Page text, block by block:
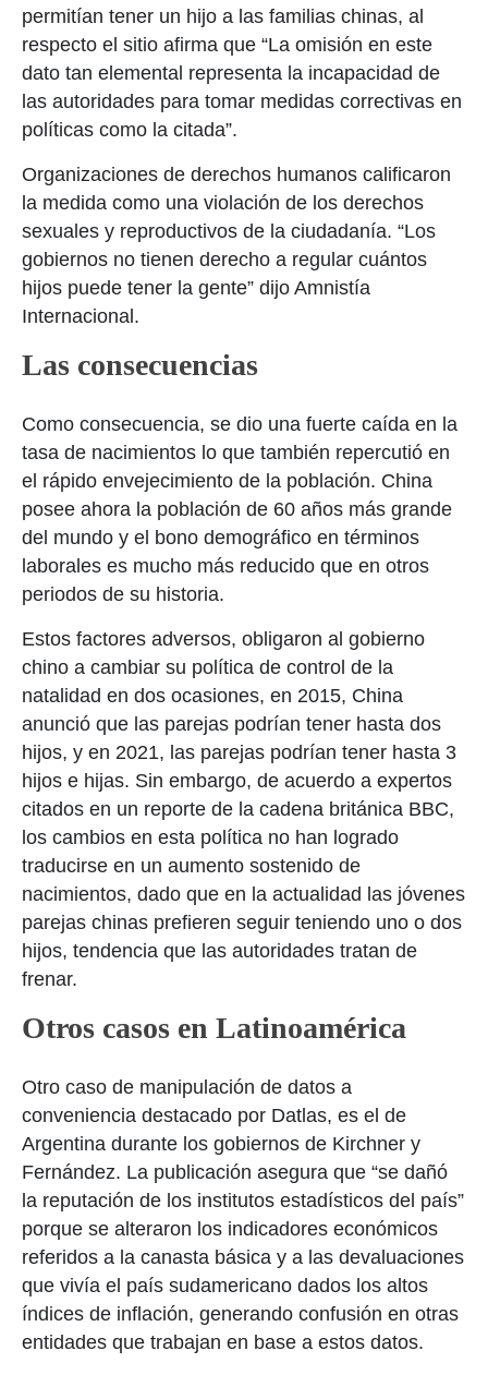
permitían tener un hijo a las familias chinas, al
respecto el sitio afirma que “La omisión en este
dato tan elemental representa la incapacidad de
las autoridades para tomar medidas correctivas en
políticas como la citada”.
Organizaciones de derechos humanos calificaron
la medida como una violación de los derechos
sexuales y reproductivos de la ciudadanía. “Los
gobiernos no tienen derecho a regular cuántos
hijos puede tener la gente” dijo Amnistía
Internacional.
Las consecuencias
Como consecuencia, se dio una fuerte caída en la
tasa de nacimientos lo que también repercutió en
el rápido envejecimiento de la población. China
posee ahora la población de 60 años más grande
del mundo y el bono demográfico en términos
laborales es mucho más reducido que en otros
periodos de su historia.
Estos factores adversos, obligaron al gobierno
chino a cambiar su política de control de la
natalidad en dos ocasiones, en 2015, China
anunció que las parejas podrían tener hasta dos
hijos, y en 2021, las parejas podrían tener hasta 3
hijos e hijas. Sin embargo, de acuerdo a expertos
citados en un reporte de la cadena británica BBC,
los cambios en esta política no han logrado
traducirse en un aumento sostenido de
nacimientos, dado que en la actualidad las jóvenes
parejas chinas prefieren seguir teniendo uno o dos
hijos, tendencia que las autoridades tratan de
frenar.
Otros casos en Latinoamérica
Otro caso de manipulación de datos a
conveniencia destacado por Datlas, es el de
Argentina durante los gobiernos de Kirchner y
Fernández. La publicación asegura que “se dañó
la reputación de los institutos estadísticos del país”
porque se alteraron los indicadores económicos
referidos a la canasta básica y a las devaluaciones
que vivía el país sudamericano dados los altos
índices de inflación, generando confusión en otras
entidades que trabajan en base a estos datos.